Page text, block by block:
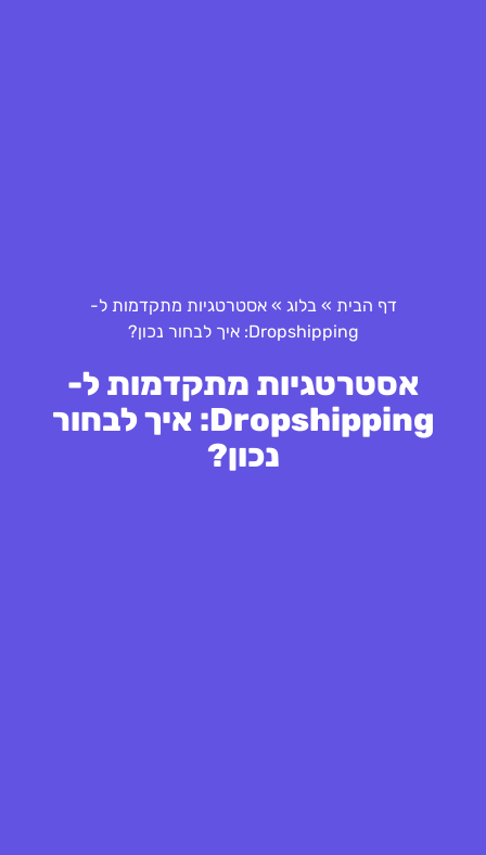
דף הבית »בלוג »אסטרטגיות מתקדמות ל-
Dropshipping: איך לבחור נכון?
אסטרטגיות מתקדמות ל-
Dropshipping: איך לבחור
נכון?